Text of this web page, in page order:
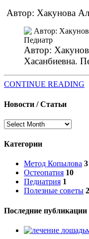
Автор: Хакунова
Автор:
Хасанбиевна.
CONTINUE READING
Новости / Статьи
Новости
Статьи
Категории
Метод Копылова 3
Остеопатия 10
Педиатрия 1
Полезные советы 2
Последние публикации